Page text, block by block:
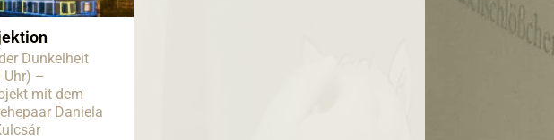
Dunkelheit
Uhr) –
mit dem
Daniela